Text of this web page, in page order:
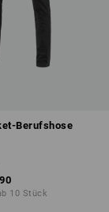
Berufshose
10 Stück